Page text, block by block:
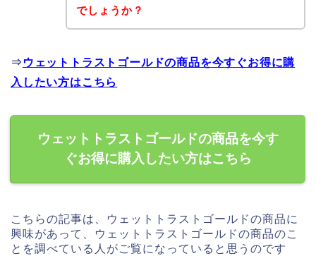
でしょうか？
⇒ ウェットトラストゴールドの商品を今すぐお得に購
入したい方はこちら
ウェットトラストゴールドの商品を今す
ぐお得に購入したい方はこちら
こちらの記事は、ウェットトラストゴールドの商品に
興味があって、ウェットトラストゴールドの商品のこ
とを調べている人がご覧になっていると思うのです